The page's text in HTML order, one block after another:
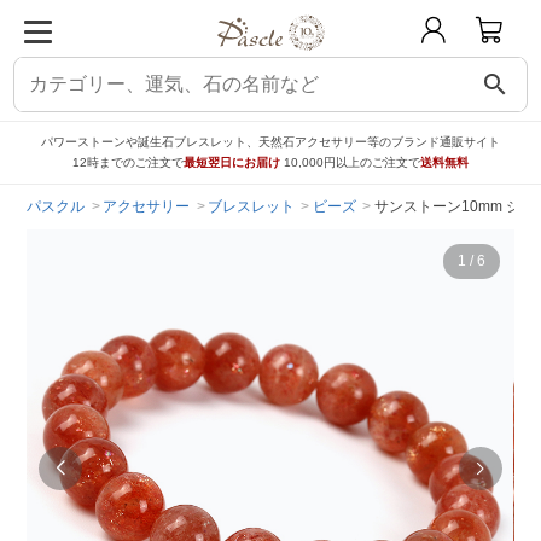
search
パワーストーンや誕生石ブレスレット、天然石アクセサリー等のブランド通販サイト
12時までのご注文で最短翌日にお届け 10,000円以上のご注文で送料無料
パスクル アクセサリー ブレスレット ビーズ サンストーン10mm シン
1 / 6